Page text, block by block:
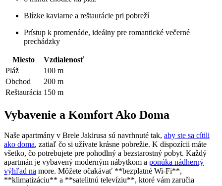
Blízke kaviarne a reštaurácie pri pobreží
Prístup k promenáde, ideálny pre romantické večerné
prechádzky
Miesto
Vzdialenosť
Pláž
100 m
Obchod
200 m
Reštaurácia 150 m
Vybavenie a Komfort Ako Doma
Naše apartmány v Brele Jakirusa sú navrhnuté tak, aby ste sa cítili
ako doma, zatiaľ čo si užívate krásne pobrežie. K dispozícii máte
všetko, čo potrebujete pre pohodlný a bezstarostný pobyt. Každý
apartmán je vybavený moderným nábytkom a ponúka nádherný
výhľad na more. Môžete očakávať **bezplatné Wi-Fi**,
**klimatizáciu** a **satelitnú televíziu**, ktoré vám zaručia